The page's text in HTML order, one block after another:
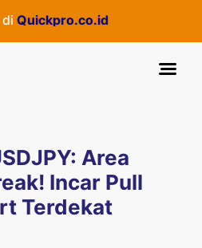
Area
Incar Pull
Terdekat